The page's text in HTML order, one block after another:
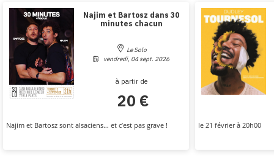
Najim et Bartosz dans 30
minutes chacun
Le Solo
vendredi, 04 sept. 2026
à partir de
20 €
Najim et Bartosz sont alsaciens… et c’est pas grave ! le 21 février à 20h00